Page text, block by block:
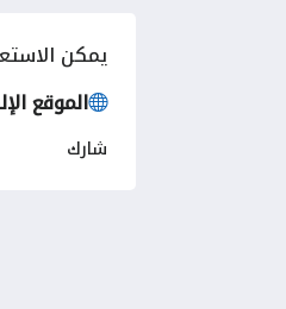
يمكن
الموقع
شارك